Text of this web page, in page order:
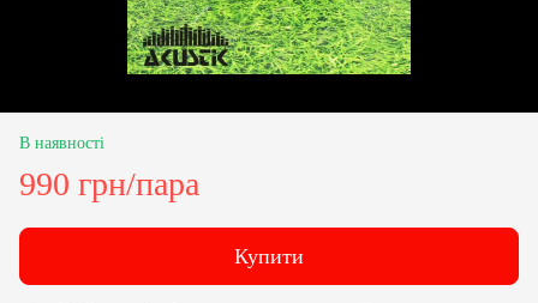
В наявності
990 грн/пара
Купити